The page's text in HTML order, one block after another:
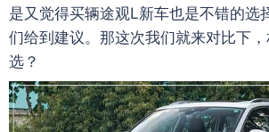
是又觉得买辆途观L新车也是不错的选
们给到建议。那这次我们就来对比下
选？